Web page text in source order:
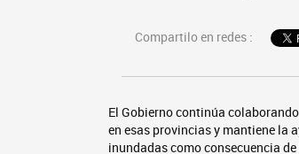
Compartilo en redes :
El Gobierno continúa
en esas provincias y mantiene la
inundadas como consecuencia